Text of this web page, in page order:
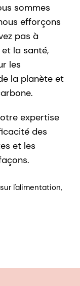
sommes
efforçons
pas à
la santé,
les
la planète et
expertise
des
et les
l'alimentation,